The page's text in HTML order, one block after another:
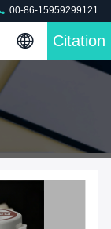
00-86-15959299121
Citation